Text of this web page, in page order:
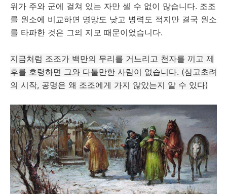
위가 주와 군에 걸쳐 있는 자만 셀 수 없이 많습니다. 조조
를 원소에 비교하면 명망도 낮고 병력도 적지만 결국 원소
를 타파한 것은 그의 지모 때문이었습니다.
지금처럼 조조가 백만의 무리를 거느리고 천자를 끼고 제
후를 호령하면 그와 다툴만한 사람이 없습니다. (삼고초려
의 시작, 공명은 왜 조조에게 가지 않았는지 알 수 있다)